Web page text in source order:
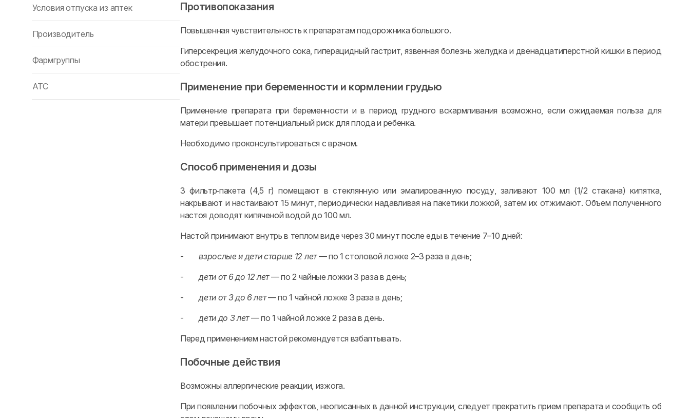
Условия отпуска из аптек
Производитель
Фармгруппы
ATC
Противопоказания
Повышенная чувствительность к препаратам подорожника большого.
Гиперсекреция желудочного сока, гиперацидный гастрит, язвенная болезнь желудка и двенадцатиперстной кишки в период
обострения.
Применение при беременности и кормлении грудью
Применение препарата при беременности и в период грудного вскармливания возможно, если ожидаемая польза для
матери превышает потенциальный риск для плода и ребенка.
Необходимо проконсультироваться с врачом.
Способ применения и дозы
3 фильтр‑пакета (4,5 г) помещают в стеклянную или эмалированную посуду, заливают 100 мл (1/2 стакана) кипятка,
накрывают и настаивают 15 минут, периодически надавливая на пакетики ложкой, затем их отжимают. Объем полученного
настоя доводят кипяченой водой до 100 мл.
Настой принимают внутрь в теплом виде через 30 минут после еды в течение 7–10 дней:
-взрослые и дети старше 12 лет— по 1 столовой ложке 2–3 раза в день;
-дети от 6 до 12 лет— по 2 чайные ложки 3 раза в день;
-дети от 3 до 6 лет— по 1 чайной ложке 3 раза в день;
-дети до 3 лет— по 1 чайной ложке 2 раза в день.
Перед применением настой рекомендуется взбалтывать.
Побочные действия
Возможны аллергические реакции, изжога.
При появлении побочных эффектов, неописанных в данной инструкции, следует прекратить прием препарата и сообщить об